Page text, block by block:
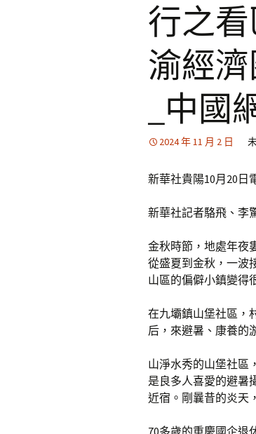
行之
渝經
_中國
2024 年 11 月 2 日
新華社貴陽10月20日
新華社記者駱飛、李
金秋時節，地處年夜
從盛夏到金秋，一波
山區的偏僻小鎮變得
在九壩鎮山堡社區，
后，來避暑、康養的
山淨水秀的山堡社區
是良多人喜愛的避暑
近宿。剛曩昔的炎天
70多歲的重慶國企退